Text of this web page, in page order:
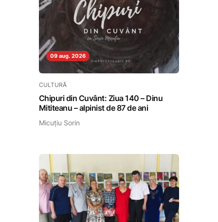
09 aug. 2026
CULTURĂ
Chipuri din Cuvânt: Ziua 140 – Dinu
Mititeanu – alpinist de 87 de ani
Micuțiu Sorin